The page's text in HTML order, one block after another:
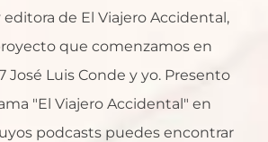
editora de El Viajero Accidental,
que comenzamos en
José Luis Conde y yo. Presento
"El Viajero Accidental" en
podcasts puedes encontrar